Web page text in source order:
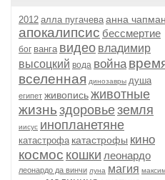
2012 алла пугачева анна чапман
апокалипсис бессмертие
бог ванга видео владимир
высоцкий вода война
вселенная динозавры душа
египет живописьживотные
жизнь здоровьеземля
иисус инопланетяне
катастрофа катастрофы кино
космос кошки леонардо
леонардо да винчи луна магия